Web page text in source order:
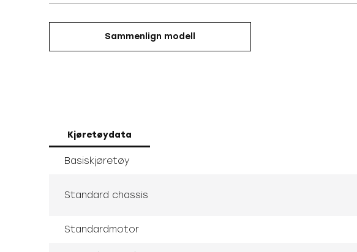
Sammenlign modell
Kjøretøydata
Basiskjøretøy
Standard chassis
Standardmotor